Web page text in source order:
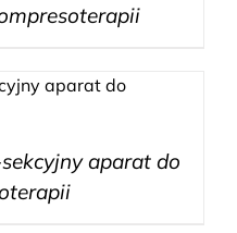
aparat do